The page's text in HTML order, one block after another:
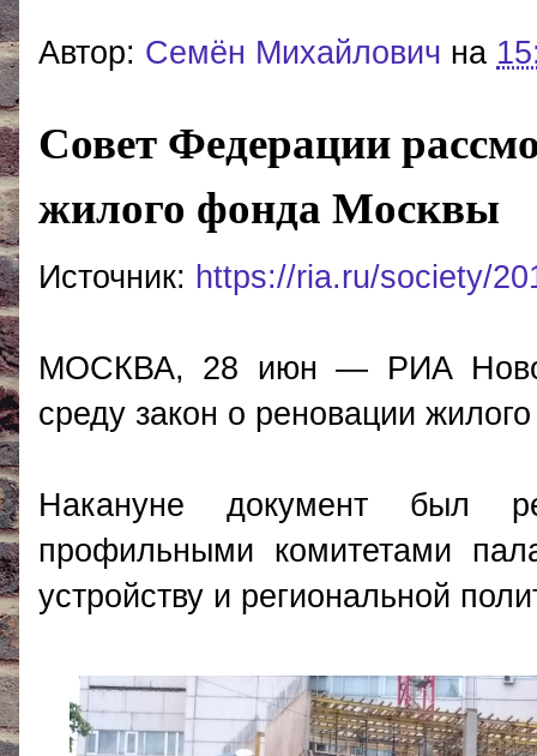
Автор: Cемён Михайлович на
Совет Федерации
жилого фонда Москвы
Источник: https://ria.ru/society/
МОСКВА, 28 июн — РИА
среду закон о реновации
Накануне документ был
профильными комитетами
устройству и региональной